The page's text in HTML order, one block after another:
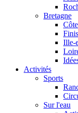
Bretagne
Ille-
Activités
Sports
Sur l'eau